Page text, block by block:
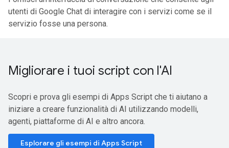
utenti di Google Chat di interagire con i servizi come se il
servizio fosse una persona.
Migliorare i tuoi script con l'AI
Scopri e prova gli esempi di Apps Script che ti aiutano a
iniziare a creare funzionalità di AI utilizzando modelli,
agenti, piattaforme di AI e altro ancora.
Esplorare gli esempi di Apps Script